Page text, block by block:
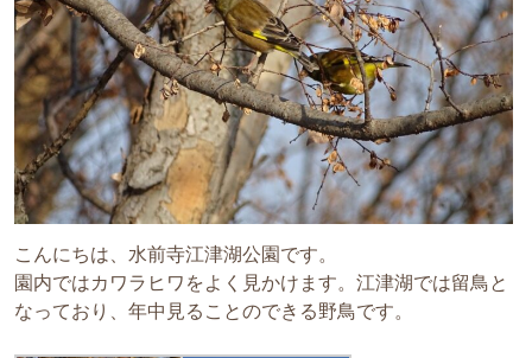
こんにちは、水前寺江津湖公園です。
園内ではカワラヒワをよく見かけます。江津湖では留鳥と
なっており、年中見ることのできる野鳥です。